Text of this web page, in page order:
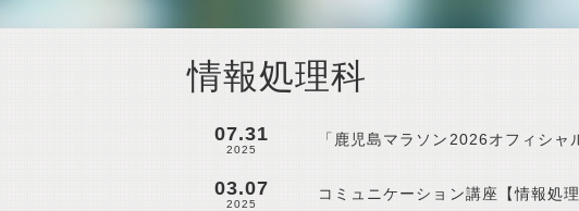
情報処理科
07.31
2025
「鹿児島マラソン2026オフィシャ
03.07
2025
コミュニケーション講座【情報処理